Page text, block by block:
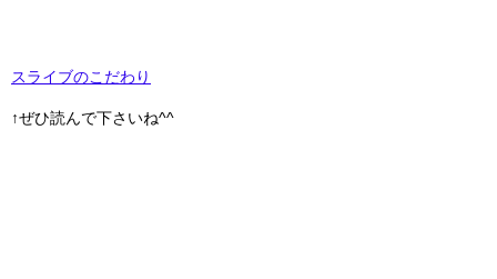
スライブのこだわり
↑ぜひ読んで下さいね^^